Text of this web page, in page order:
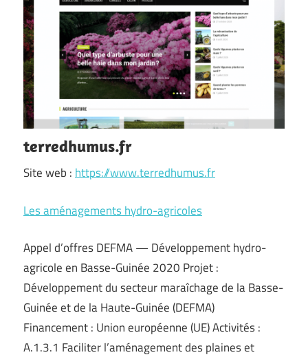
terredhumus.fr
Site web : https://www.terredhumus.fr
Les aménagements hydro-agricoles
Appel d’offres DEFMA — Développement hydro-
agricole en Basse-Guinée 2020 Projet :
Développement du secteur maraîchage de la Basse-
Guinée et de la Haute-Guinée (DEFMA)
Financement : Union européenne (UE) Activités :
A.1.3.1 Faciliter l’aménagement des plaines et